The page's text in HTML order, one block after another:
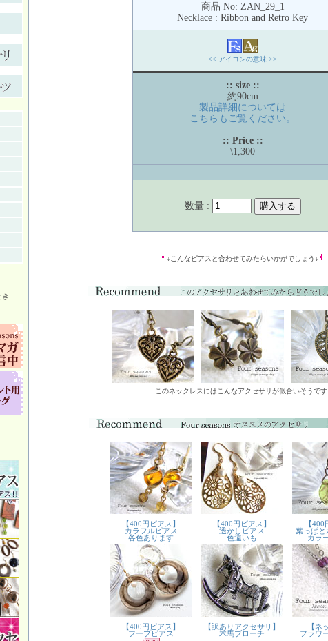
商品 No: ZAN_29_1
Necklace : Ribbon and Retro Key
<< アイコンの意味 >>
:: size ::
約90cm
製品詳細については
こちらもご覧ください。
:: Price ::
\1,300
数量 :
↓こんなピアスと合わせてみたらいかがでしょう↓
このネックレスにはこんなアクセサリが似合いそうです